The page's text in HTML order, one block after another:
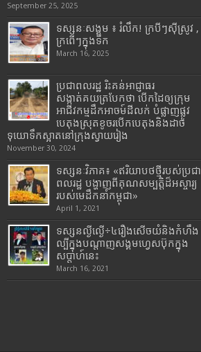
September 25, 2025
ទស្សនៈសង្គម ៖ រំលឹក! ក្របីៗស៊ីស្រូវ ,
ក្រពើៗក្នុងទឹក
March 16, 2025
ប្រជាពលរដ្ឋ រិះគន់អាជ្ញាធរ
សង្កាត់គយត្របែកថា បើកដៃឲ្យក្រុម
អាជីវកម្មដឹកអាចម៍ដីលក់ បំផ្លាញផ្លូវ
បេតុងស្រុតខូចរបើកបេតុងនិងដាច់
ទុយោទឹកស្អាតនៅក្រុងស្វាយរៀង
November 30, 2024
ទស្សនៈវិភាគ៖ «ឥរិយាបថថ្មីរបស់ប្រជា
ពលរដ្ឋ បង្ហាញពីគុណសម្បត្តិដ៏អស្ចារ្យ
របស់មេដឹកនាំកម្ពុជា»
April 1, 2021
ទស្សនល្ងីល្ងើ÷៤រឿងសើចយំនិងកំហឹង
ល្បីក្នុងបណ្តាញសង្គមហ្វេសប៊ុកក្នុង
សប្តាហ៍នេះ
March 16, 2021